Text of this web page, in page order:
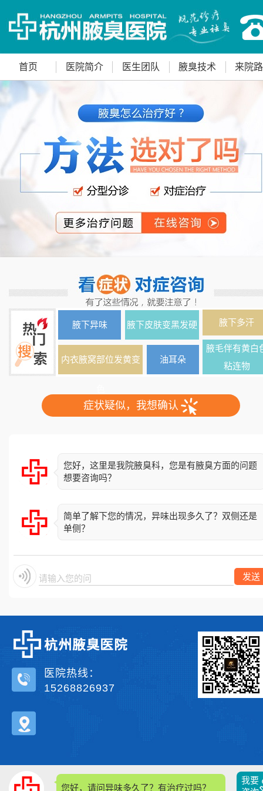
首页 医院简介 医生团队 腋臭技术 来院
腋下异味 腋下皮肤变黑发硬 腋下多汗
内衣腋窝部位发黄变 油耳朵
腋毛伴有黄白
粘连物
症状疑似，我想确认
您好，这里是我院腋臭科，您是有腋臭方面的问题
想要咨询吗？
简单了解下您的情况，异味出现多久了？双侧还是
单侧？
请输入您的问题 发送
您好，请问异味多久了？有治疗过吗？
我要
医院热线：
15268826937